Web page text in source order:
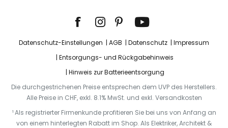
Datenschutz-Einstellungen AGB Datenschutz
Impressum
Entsorgungs- und Rückgabehinweis
Hinweis zur Batterieentsorgung
Die durchgestrichenen Preise entsprechen dem UVP des Herstellers.
Alle Preise in CHF, exkl. 8.1% MwSt. und exkl. Versandkosten
¹ Als registrierter Firmenkunde profitieren Sie bei uns von Anfang an
von einem hinterlegten Rabatt im Shop. Als Elektriker, Architekt &